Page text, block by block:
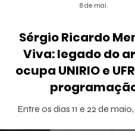
Sérgio Ricardo
Viva: legado do
ocupa UNIRIO e
Entre os dias 11 e 22 de
8 de mai.